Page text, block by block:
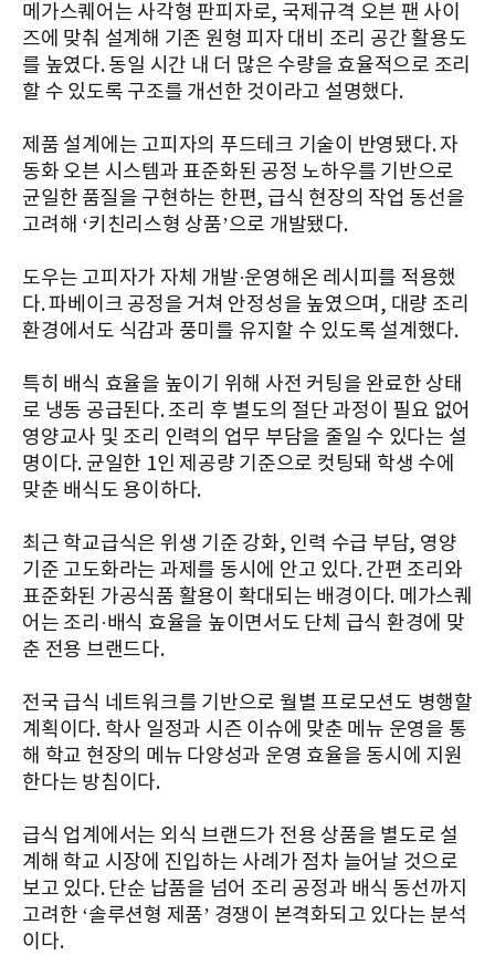
메가스퀘어는 사각형 판피자로, 국제규격 오븐 팬 사이
즈에 맞춰 설계해 기존 원형 피자 대비 조리 공간 활용도
를 높였다. 동일 시간 내 더 많은 수량을 효율적으로 조리
할 수 있도록 구조를 개선한 것이라고 설명했다.
제품 설계에는 고피자의 푸드테크 기술이 반영됐다. 자
동화 오븐 시스템과 표준화된 공정 노하우를 기반으로
균일한 품질을 구현하는 한편, 급식 현장의 작업 동선을
고려해 ‘키친리스형 상품’으로 개발됐다.
도우는 고피자가 자체 개발·운영해온 레시피를 적용했
다. 파베이크 공정을 거쳐 안정성을 높였으며, 대량 조리
환경에서도 식감과 풍미를 유지할 수 있도록 설계했다.
특히 배식 효율을 높이기 위해 사전 커팅을 완료한 상태
로 냉동 공급된다. 조리 후 별도의 절단 과정이 필요 없어
영양교사 및 조리 인력의 업무 부담을 줄일 수 있다는 설
명이다. 균일한 1인 제공량 기준으로 컷팅돼 학생 수에
맞춘 배식도 용이하다.
최근 학교급식은 위생 기준 강화, 인력 수급 부담, 영양
기준 고도화라는 과제를 동시에 안고 있다. 간편 조리와
표준화된 가공식품 활용이 확대되는 배경이다. 메가스퀘
어는 조리·배식 효율을 높이면서도 단체 급식 환경에 맞
춘 전용 브랜드다.
전국 급식 네트워크를 기반으로 월별 프로모션도 병행할
계획이다. 학사 일정과 시즌 이슈에 맞춘 메뉴 운영을 통
해 학교 현장의 메뉴 다양성과 운영 효율을 동시에 지원
한다는 방침이다.
급식 업계에서는 외식 브랜드가 전용 상품을 별도로 설
계해 학교 시장에 진입하는 사례가 점차 늘어날 것으로
보고 있다. 단순 납품을 넘어 조리 공정과 배식 동선까지
고려한 ‘솔루션형 제품’ 경쟁이 본격화되고 있다는 분석
이다.